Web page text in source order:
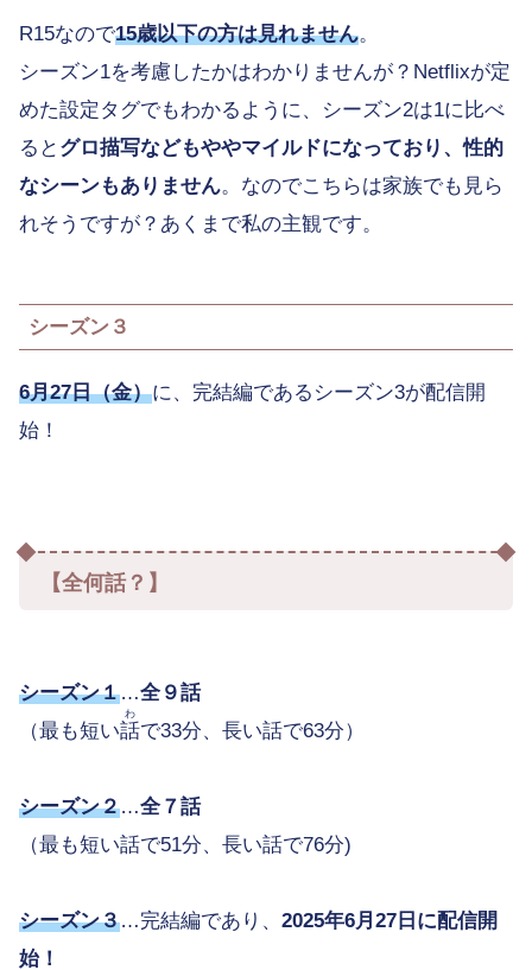
R15なので15歳以下の方は見れません。
シーズン1を考慮したかはわかりませんが？Netflixが定
めた設定タグでもわかるように、シーズン2は1に比べ
ると グロ描写などもややマイルドになっており、性的
なシーンもありません。なのでこちらは家族でも見ら
れそうですが？あくまで私の主観です。
シーズン３
6月27日（金）に、完結編であるシーズン3が配信開
始！
【全何話？】
シーズン１…全９話
（最も短い話
わ
で33分、長い話で63分）
シーズン２…全７話
（最も短い話で51分、長い話で76分)
シーズン３…完結編であり、 2025年6月27日に配信開
始！